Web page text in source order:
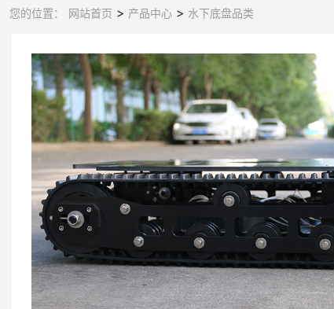
您的位置： 网站首页 > 产品中心 > 水下底盘品类